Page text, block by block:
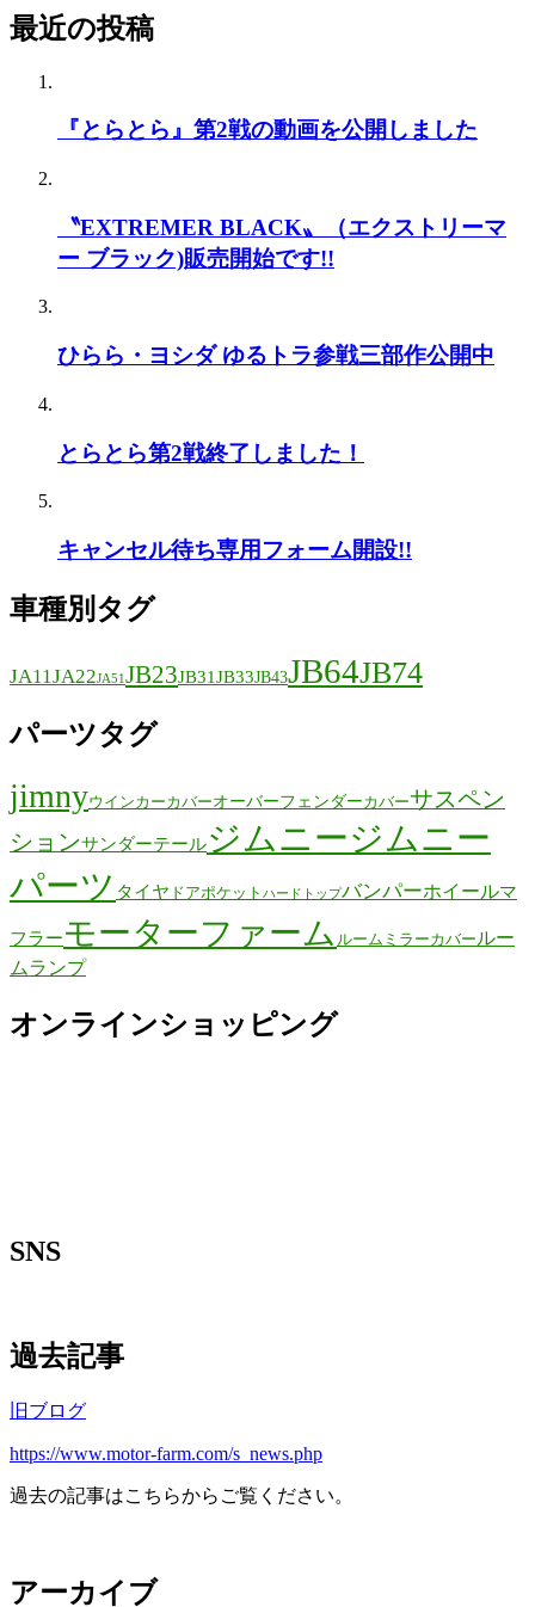
最近の投稿
『とらとら』第2戦の動画を公開しました
〝EXTREMER BLACK〟（エクストリーマ
ー ブラック)販売開始です!!
ひらら・ヨシダ ゆるトラ参戦三部作公開中
とらとら第2戦終了しました！
キャンセル待ち専用フォーム開設!!
車種別タグ
JA11JA22JA51 JB23JB31JB33JB43JB64JB74
パーツタグ
jimnyウインカーカバーオーバーフェンダーカバーサスペン
ションサンダーテールジムニージムニー
パーツ タイヤ ドアポケット ハードトップバンパーホイールマ
フラーモーターファーム ルームミラーカバー ルー
ムランプ
オンラインショッピング
SNS
過去記事
旧ブログ
https://www.motor-farm.com/s_news.php
過去の記事はこちらからご覧ください。
アーカイブ